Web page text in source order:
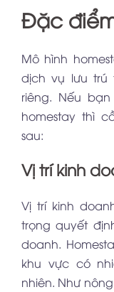
Đặc
Mô hình
dịch vụ lưu trú
riêng. Nếu
homestay thì
sau:
Vị trí kinh
Vị trí kinh
trọng quyết
doanh.
khu vực có
nhiên. Như